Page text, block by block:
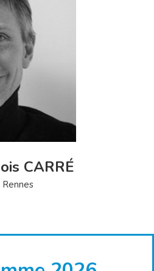
CARRÉ
Rennes